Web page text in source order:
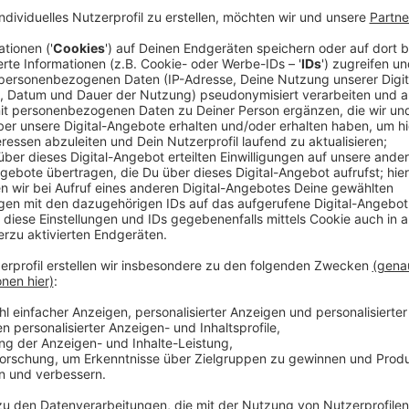
So reagiert CDU-Chefin und
Neujahrsempfang der Kreis-CDU - auf den Trecker-
Landwirte aus dem Kreis Coesfeld und dem
um der CDU-Chefin Verbesserungsvorschläge zum
Bundesregierung will mehr Tier- und Umweltschutz
Ängste. Die Bundesregierung muss viele Probleme
Landwirt Stephan Büssing aus Nottuln. Es brodelt
diesem Frühjahr soll es neue Dünge-Regeln für die
in das Grundwasser gelangen. Die Landwirte
Landwirte fordern stärkeres Mitspracherecht -
Gesetzgeber müsse Vorgaben machen - sonst